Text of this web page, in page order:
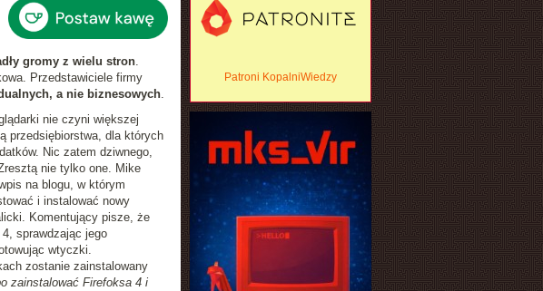
gromy z wielu stron.
Przedstawiciele firmy
a nie biznesowych.
nie czyni większej
przedsiębiorstwa, dla których
Nic zatem dziwnego,
nie tylko one. Mike
na blogu, w którym
i instalować nowy
Komentujący pisze, że
sprawdzając jego
wtyczki.
zostanie zainstalowany
zainstalować Firefoksa 4 i
Patroni KopalniWiedzy